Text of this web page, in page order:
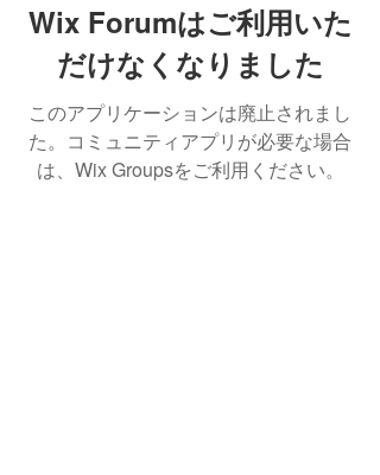
Wix Forumはご利用いた
だけなくなりました
このアプリケーションは廃止されまし
た。コミュニティアプリが必要な場合
は、Wix Groupsをご利用ください。